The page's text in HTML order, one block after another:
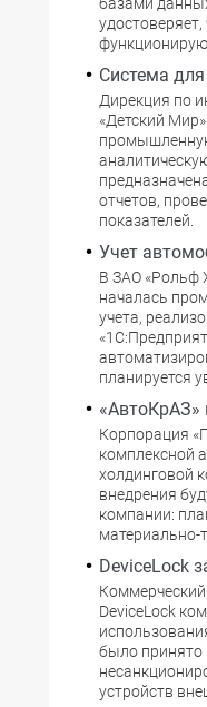
Cистема
Дирекция по
«Детский
отчетов,
показателей.
Учет
В ЗАО «Рольф
началась
учета,
планируется
«АвтоКрАЗ»
Корпорация
комплексной
холдинговой
внедрения
компании:
материально-
DeviceLock
DeviceLock
было принято
устройств